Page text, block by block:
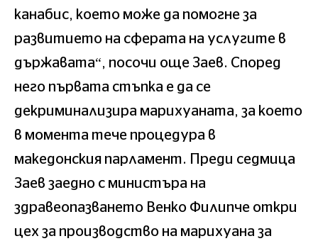
канабис, което може да помогне за
развитието на сферата на услугите в
държавата“, посочи още Заев. Според
него първата стъпка е да се
декриминализира марихуаната, за което
в момента тече процедура в
македонския парламент. Преди седмица
Заев заедно с министъра на
здравеопазването Венко Филипче откри
цех за производство на марихуана за